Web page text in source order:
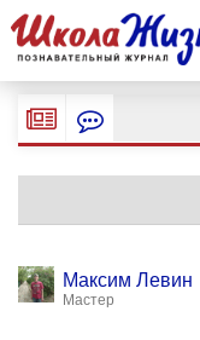
Максим Левин
Мастер